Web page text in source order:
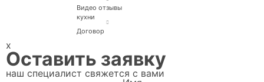
Видео отзывы
кухни
Договор
x
Оставить заявку
наш специалист свяжется с вами